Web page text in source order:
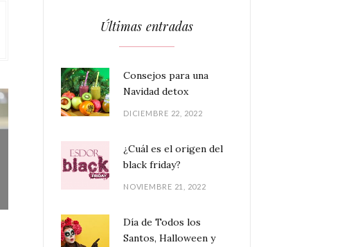
Últimas entradas
Consejos para una
Navidad detox
DICIEMBRE 22, 2022
¿Cuál es el origen del
black friday?
NOVIEMBRE 21, 2022
Día de Todos los
Santos, Halloween y